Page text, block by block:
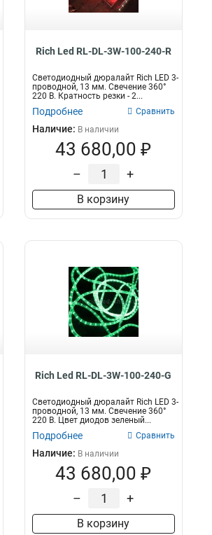
Rich Led RL-DL-3W-100-240-R
Светодиодный дюралайт Rich LED 3-
проводной, 13 мм. Свечение 360°
220 В. Кратность резки - 2...
Подробнее Сравнить
Наличие: В наличии
43 680,00 ₽
– +
В корзину
Rich Led RL-DL-3W-100-240-G
Светодиодный дюралайт Rich LED 3-
проводной, 13 мм. Свечение 360°
220 В. Цвет диодов зеленый...
Подробнее Сравнить
Наличие: В наличии
43 680,00 ₽
– +
В корзину